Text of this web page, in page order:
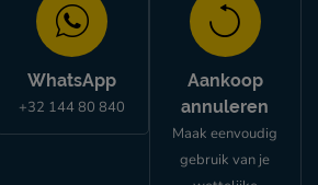
WhatsApp
+32 144 80 840
Aankoop
annuleren
Maak eenvoudig
gebruik van je